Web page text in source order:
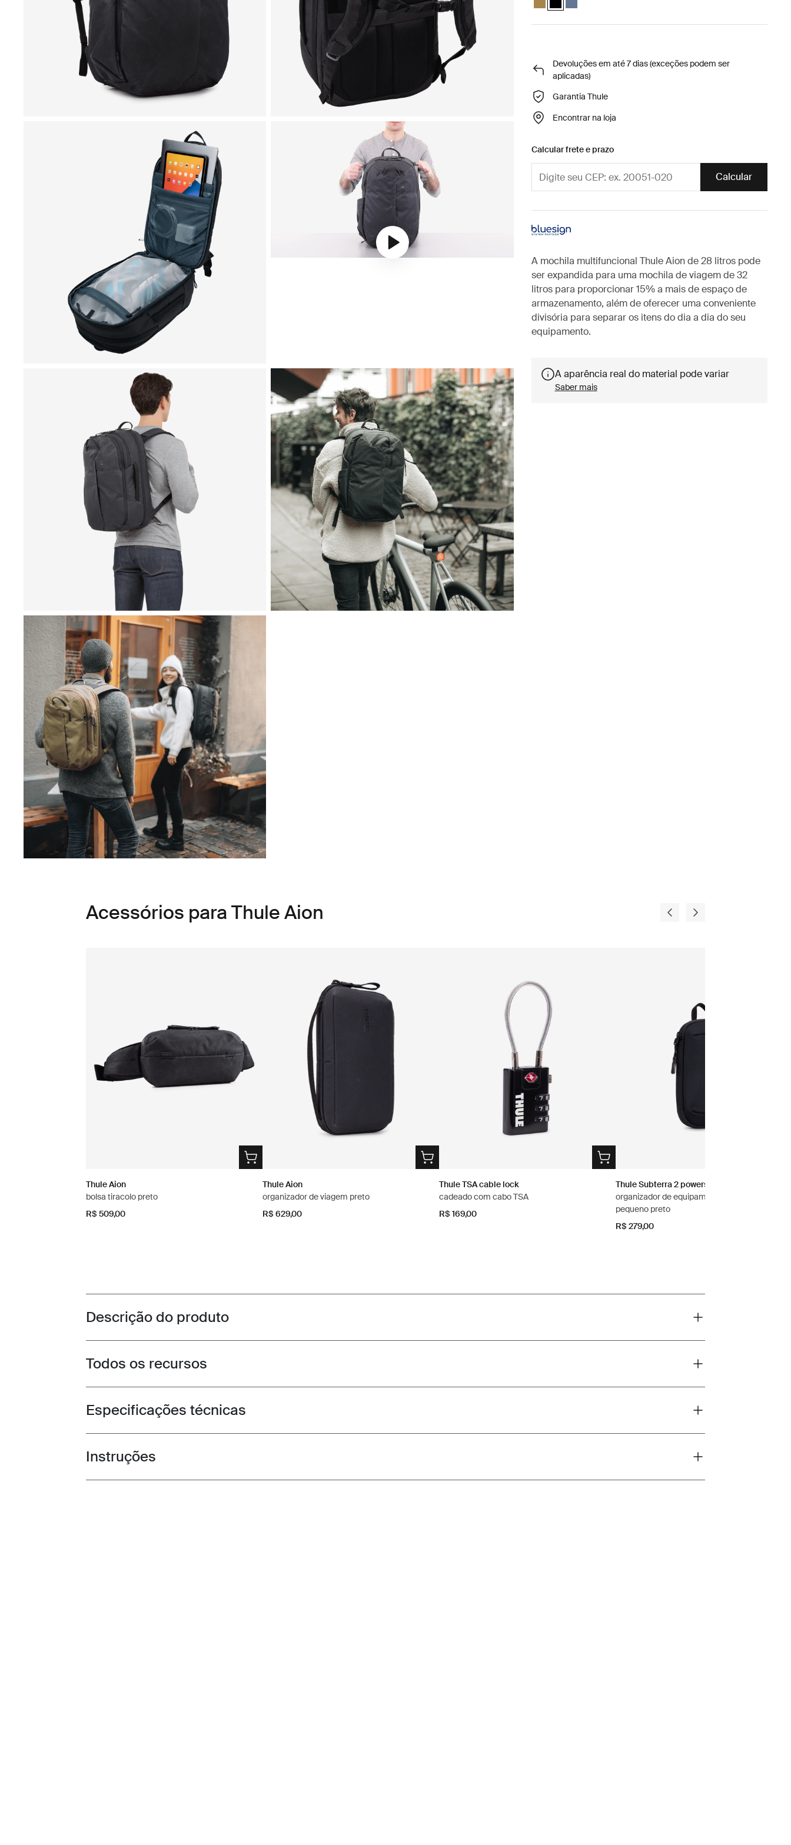
Play video
Devoluções em até 7 dias (exceções podem ser
aplicadas)
Garantia Thule
Encontrar na loja
Calcular frete e prazo
Calcular
A mochila multifuncional Thule Aion de 28 litros pode
ser expandida para uma mochila de viagem de 32
litros para proporcionar 15% a mais de espaço de
armazenamento, além de oferecer uma conveniente
divisória para separar os itens do dia a dia do seu
equipamento.
A aparência real do material pode variar
Saber mais
Acessórios para Thule Aion
Thule Aion
bolsa tiracolo preto
R$ 509,00
Thule Aion
organizador de viagem preto
R$ 629,00
Thule TSA cable lock
cadeado com cabo TSA
R$ 169,00
Thule Subterra 2 powershuttle
organizador de equipamentos eletrônicos
pequeno preto
R$ 279,00
Toggle overview
Descrição do produto
Toggle features
Todos os recursos
Toggle techspec
Especificações técnicas
Toggle guides and instructions
Instruções